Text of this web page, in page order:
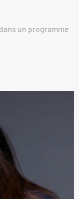
un programme